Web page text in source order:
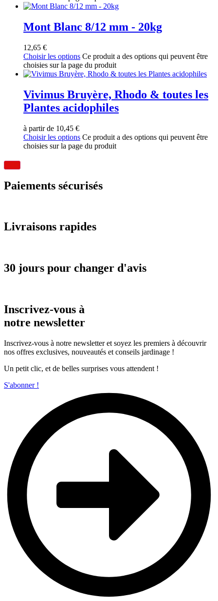
Mont Blanc 8/12 mm - 20kg
12,65 €
Choisir les options Ce produit a des options qui peuvent être
choisies sur la page du produit
Vivimus Bruyère, Rhodo & toutes les
Plantes acidophiles
à partir de 10,45 €
Choisir les options Ce produit a des options qui peuvent être
choisies sur la page du produit
Paiements sécurisés
Livraisons rapides
30 jours pour changer d'avis
Inscrivez-vous à
notre newsletter
Inscrivez-vous à notre newsletter et soyez les premiers à découvrir
nos offres exclusives, nouveautés et conseils jardinage !
Un petit clic, et de belles surprises vous attendent !
S'abonner !